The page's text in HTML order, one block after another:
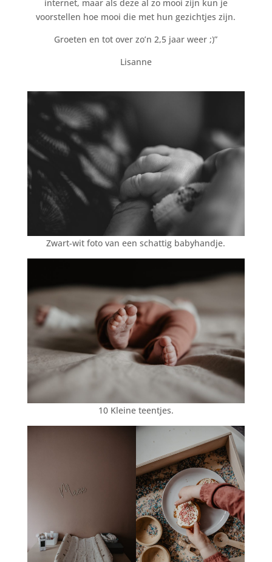
internet, maar als deze al zo mooi zijn kun je
voorstellen hoe mooi die met hun gezichtjes zijn.
Groeten en tot over zo’n 2,5 jaar weer ;)”
Lisanne
Zwart-wit foto van een schattig babyhandje.
10 Kleine teentjes.